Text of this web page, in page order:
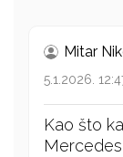
Mitar
5.1.2026.
Kao što